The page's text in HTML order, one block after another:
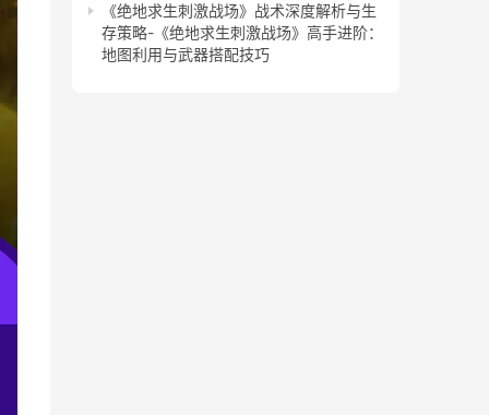
《绝地求生刺激战场》战术深度解析与生
存策略-《绝地求生刺激战场》高手进阶：
地图利用与武器搭配技巧